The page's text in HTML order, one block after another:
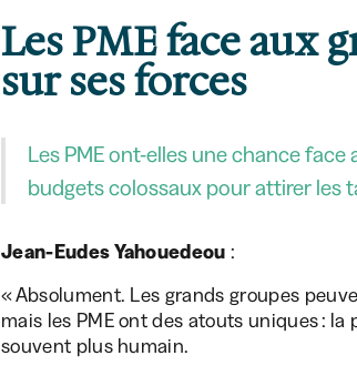
Les PME face aux
sur ses forces
Les PME ont-elles une chance
budgets colossaux pour attirer les
Jean-Eudes Yahouedeou :
« Absolument. Les grands groupes
mais les PME ont des atouts uniques :
souvent plus humain.